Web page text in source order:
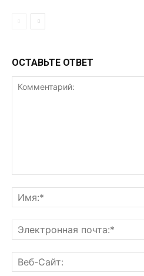
ОСТАВЬТЕ ОТВЕТ